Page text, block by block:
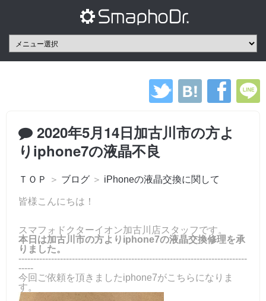
2020年5月14日加古川市の方よ
りiphone7の液晶不良
ＴＯＰ ＞ ブログ ＞ iPhoneの液晶交換に関して
皆様こんにちは！
スマフォドクターイオン加古川店スタッフです。
本日は加古川市の方よりiphone7の液晶交換修理を承
りました。
-----------------------------------------------------------------------------
-----
今回ご依頼を頂きましたiphone7がこちらになりま
す。